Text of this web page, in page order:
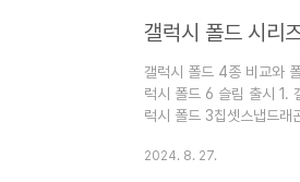
갤럭시 폴드 시리
갤럭시 폴드 4종 비교와
럭시 폴드 6 슬림 출시 1.
럭시 폴드 3칩셋스냅드
1TB 256GB / 512GB전
2024. 8. 27.